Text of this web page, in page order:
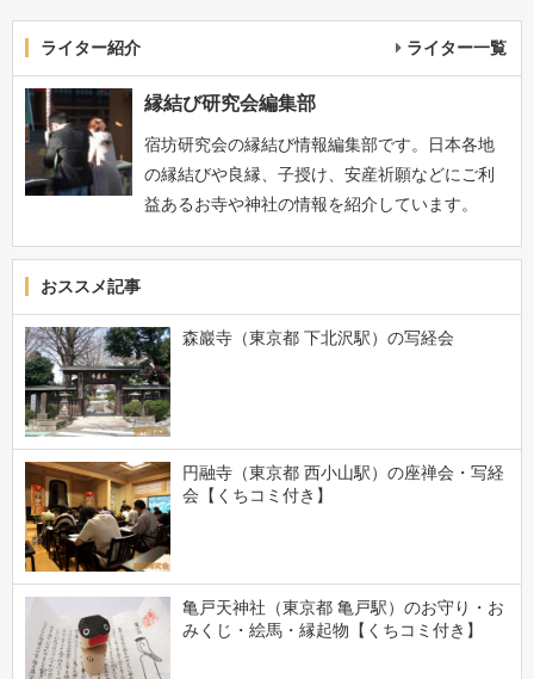
ライター紹介 ライター一覧
縁結び研究会編集部
宿坊研究会の縁結び情報編集部です。日本各地
の縁結びや良縁、子授け、安産祈願などにご利
益あるお寺や神社の情報を紹介しています。
おススメ記事
森巖寺（東京都 下北沢駅）の写経会
円融寺（東京都 西小山駅）の座禅会・写経
会【くちコミ付き】
亀戸天神社（東京都 亀戸駅）のお守り・お
みくじ・絵馬・縁起物【くちコミ付き】